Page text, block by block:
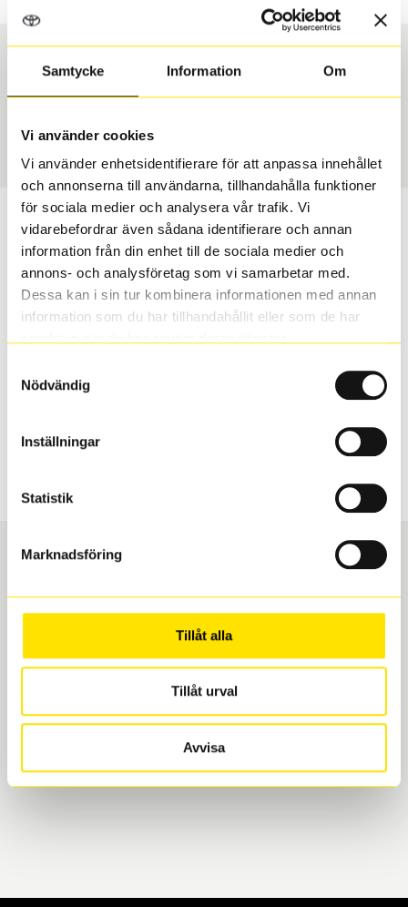
Samtycke Information Om
Vi använder cookies
Vi använder enhetsidentifierare för att anpassa innehållet
och annonserna till användarna, tillhandahålla funktioner
för sociala medier och analysera vår trafik. Vi
vidarebefordrar även sådana identifierare och annan
information från din enhet till de sociala medier och
annons- och analysföretag som vi samarbetar med.
Dessa kan i sin tur kombinera informationen med annan
information som du har tillhandahållit eller som de har
Nödvändig
Inställningar
Statistik
Marknadsföring
Tillåt alla
Tillåt urval
Avvisa
Däcktyp
Sommar
Däckstorlek
195/55 R 15 85V
1288
Passar detta däck min bil?
Ange registreringsnummer för att se om det däck du
valt passar din bilmodell. Om du köper däck som skall
sättas på dina befintliga fälgar, se till att kolla en extra
inte vara samma dimension som bilen hade ut från
Boka och hämta hos Däckspecialen
När du beställer dina nya däck eller fälgar hos oss
levereras de direkt till någon av våra däckverkstäder i
Göteborg. Välj mellan Hisingen (Bäckebol) eller
Mölndal. I beställningen anger du datum och tid för
vi till att de uppfyller alla krav för en säker körning.